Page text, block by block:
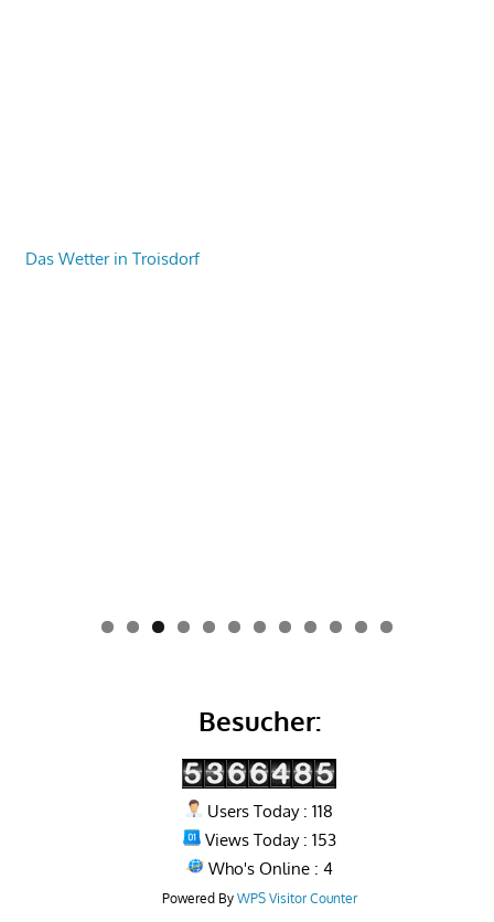
Das Wetter in Troisdorf
0 1 2
Besucher:
Users Today : 118
Views Today : 153
Who's Online : 4
Powered By WPS Visitor Counter